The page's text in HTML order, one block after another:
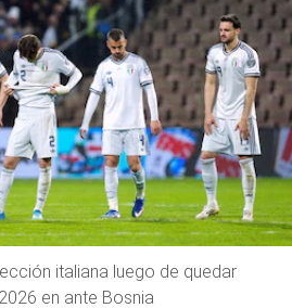
italiana luego de quedar
en ante Bosnia